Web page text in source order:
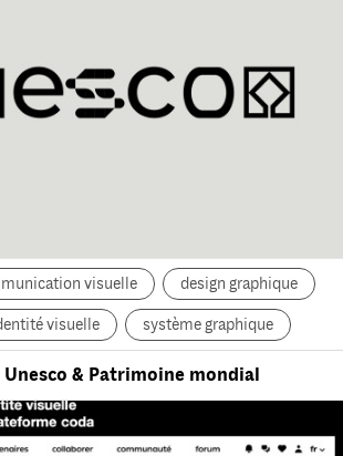
visuelle design graphique
visuelle système graphique
& Patrimoine mondial